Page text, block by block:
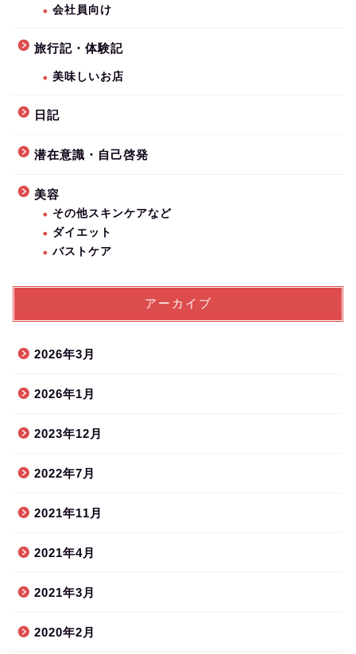
会社員向け
旅行記・体験記
美味しいお店
日記
潜在意識・自己啓発
美容
その他スキンケアなど
ダイエット
バストケア
アーカイブ
2026年3月
2026年1月
2023年12月
2022年7月
2021年11月
2021年4月
2021年3月
2020年2月